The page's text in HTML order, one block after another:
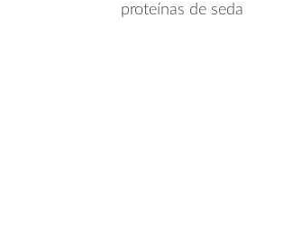
proteínas de seda